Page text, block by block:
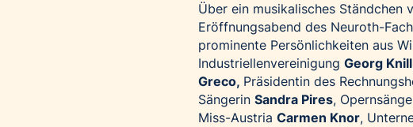
Über ein musikalisches
Eröffnungsabend des Neuroth-
prominente Persönlichkeiten aus
Industriellenvereinigung Georg Knill
Greco, Präsidentin des
Sängerin Sandra Pires,
Miss-Austria Carmen Knor,